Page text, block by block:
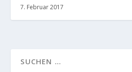
7. Februar 2017